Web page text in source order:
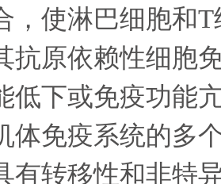
，使淋巴细胞和T
抗原依赖性细胞
低下或免疫功能
体免疫系统的多
有转移性和非特